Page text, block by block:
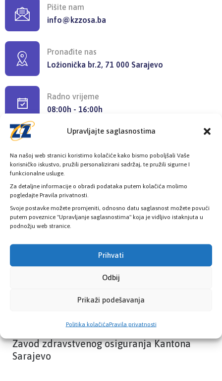
Upravljajte saglasnostima
Na našoj web stranici koristimo kolačiće kako bismo poboljšali Vaše
korisničko iskustvo, pružili personalizirani sadržaj, te pružili sigurne I
funkcionalne usluge.
Za detaljne informacije o obradi podataka putem kolačića molimo
pogledajte Pravila privatnosti.
Svoje postavke možete promjeniti, odnosno datu saglasnost možete povući
putem poveznice "Upravljanje saglasnostima" koja je vidljivo istaknjuta u
podnožju web stranice.
Prihvati
Odbij
Prikaži podešavanja
Politika kolačićaPravila privatnosti
Pišite nam
info@kzzosa.ba
Pronađite nas
Ložionička br.2, 71 000 Sarajevo
Radno vrijeme
08:00h - 16:00h
Provjerite status vaše elektronske
zdravstvene kartice
PROVJERITE STATUS
Zavod zdravstvenog osiguranja Kantona
Sarajevo